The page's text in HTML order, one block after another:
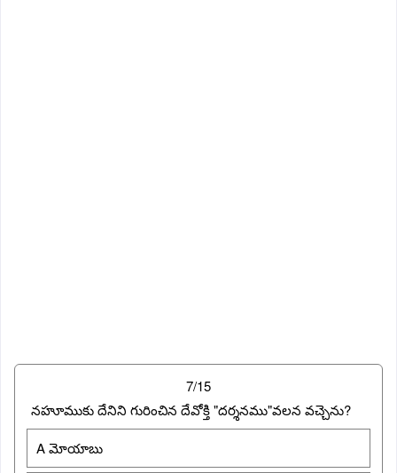
7/15
నహూముకు దేనిని గురించిన దేవోక్తి "దర్శనము"వలన వచ్చెను?
A మోయాబు